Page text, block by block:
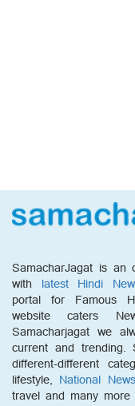
SamacharJagat is an
with latest Hindi
portal for Famous
website caters
Samacharjagat we
current and trending.
different-different
lifestyle, National
travel and many